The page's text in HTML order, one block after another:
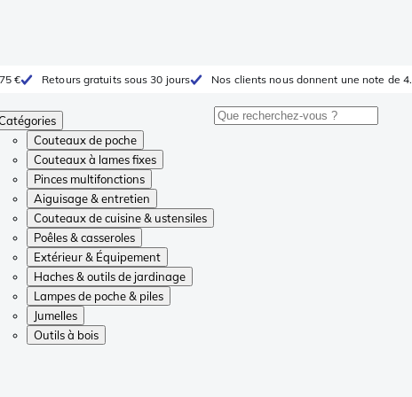
€ Retours gratuits sous 30 jours Nos clients nous donnent une note de
Couteaux de poche
Couteaux à lames fixes
Pinces multifonctions
Aiguisage & entretien
Couteaux de cuisine & ustensiles
Poêles & casseroles
Extérieur & Équipement
Haches & outils de jardinage
Lampes de poche & piles
Jumelles
Outils à bois